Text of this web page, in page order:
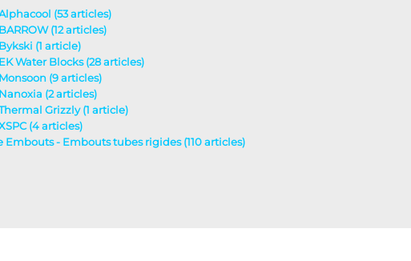
(53 articles)
(12 articles)
(1 article)
Water Blocks (28 articles)
(9 articles)
(2 articles)
Grizzly (1 article)
(4 articles)
- Embouts tubes rigides (110 articles)